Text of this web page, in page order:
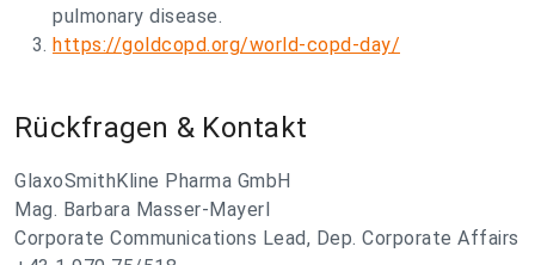
pulmonary disease.
https://goldcopd.org/world-copd-day/
Rückfragen & Kontakt
GlaxoSmithKline Pharma GmbH
Mag. Barbara Masser-Mayerl
Corporate Communications Lead, Dep. Corporate Affairs